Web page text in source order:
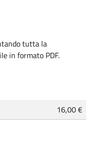
tutta la
in formato PDF.
16,00 €